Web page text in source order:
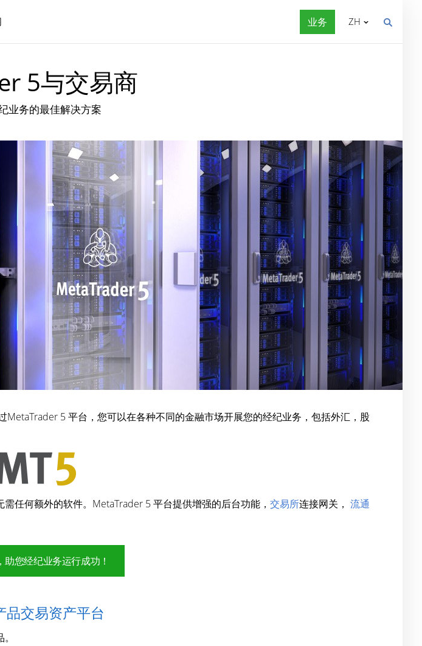
业务 ZH
5与交易商
业务的最佳解决方案
5 平台，您可以在各种不同的金融市场开展您的经纪业务，包括外汇，股
任何额外的软件。MetaTrader 5 平台提供增强的后台功能， 交易所连接网关， 流通
您经纪业务运行成功！
品交易资产平台